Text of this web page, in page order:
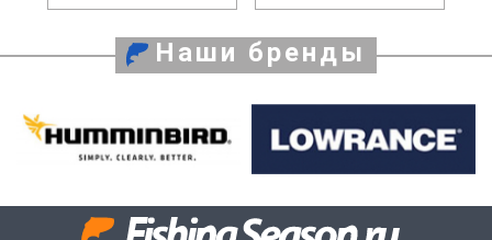
Наши бренды